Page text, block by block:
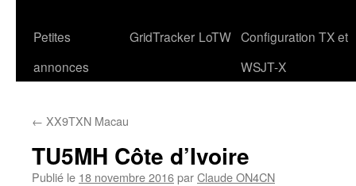
Petites
annonces
GridTracker LoTW Configuration TX et
WSJT-X
← XX9TXN Macau
TU5MH Côte d’Ivoire
Publié le 18 novembre 2016parClaude ON4CN